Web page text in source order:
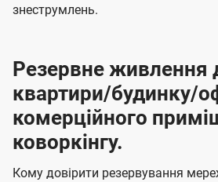
знеструмлень.
Резервне живлення
квартири/будинку/
комерційного
коворкінгу.
Кому довірити резервування